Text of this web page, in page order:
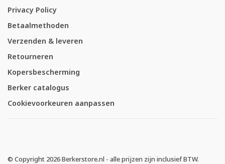
Privacy Policy
Betaalmethoden
Verzenden & leveren
Retourneren
Kopersbescherming
Berker catalogus
Cookievoorkeuren aanpassen
© Copyright 2026 Berkerstore.nl - alle prijzen zijn inclusief BTW.